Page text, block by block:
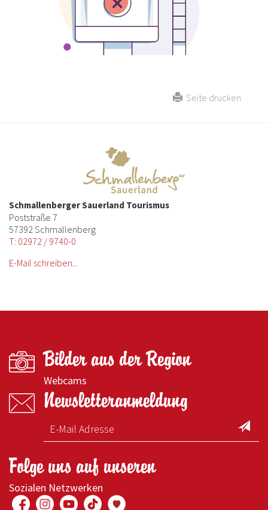
Seite drucken
Schmallenberger Sauerland Tourismus
Poststraße 7
57392 Schmallenberg
T: 02972 / 9740-0
E-Mail schreiben...
Bilder aus der Region
Webcams
Newsletteranmeldung
Folge uns auf unseren
Sozialen Netzwerken